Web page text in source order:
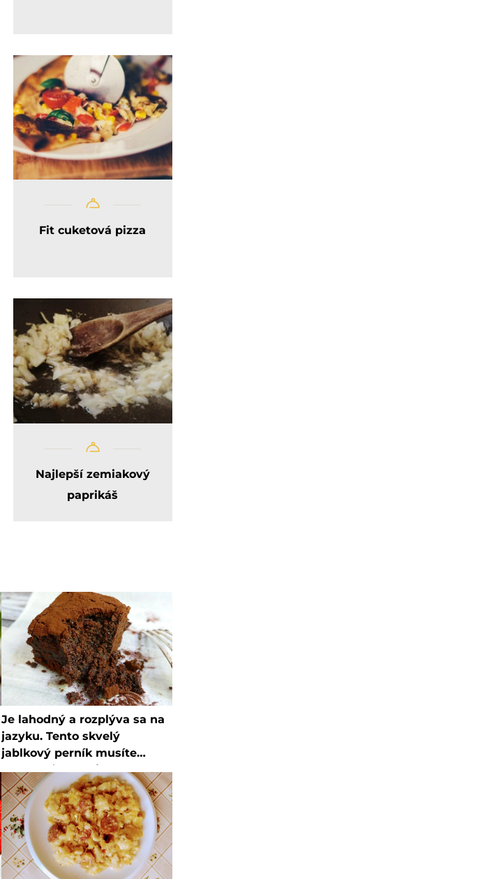
Fit cuketová pizza
Najlepší zemiakový
paprikáš
Je lahodný a rozplýva sa na
jazyku. Tento skvelý
jablkový perník musíte
vyskúšať, cesto je až
smiešne jednoduché